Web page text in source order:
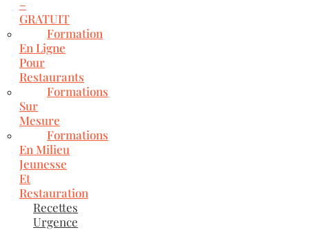
–
GRATUIT
Formation
En Ligne
Pour
Restaurants
Formations
Sur
Mesure
Formations
En Milieu
Jeunesse
Et
Restauration
Recettes
Urgence